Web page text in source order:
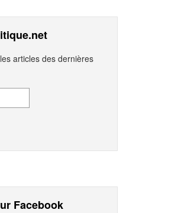
articles des dernières
Facebook